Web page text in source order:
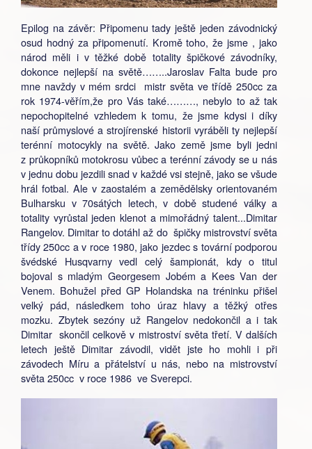
Epilog na závěr: Připomenu tady ještě jeden závodnický
osud hodný za připomenutí. Kromě toho, že jsme , jako
národ měli i v těžké době totality špičkové závodníky,
dokonce nejlepší na světě……..Jaroslav Falta bude pro
mne navždy v mém srdci mistr světa ve třídě 250cc za
rok 1974-věřím,že pro Vás také………, nebylo to až tak
nepochopitelné vzhledem k tomu, že jsme kdysi i díky
naší průmyslové a strojírenské historii vyráběli ty nejlepší
terénní motocykly na světě. Jako země jsme byli jedni
z průkopníků motokrosu vůbec a terénní závody se u nás
v jednu dobu jezdili snad v každé vsi stejně, jako se všude
hrál fotbal. Ale v zaostalém a zemědělsky orientovaném
Bulharsku v 70sátých letech, v době studené války a
totality vyrůstal jeden klenot a mimořádný talent...Dimitar
Rangelov. Dimitar to dotáhl až do špičky mistrovství světa
třídy 250cc a v roce 1980, jako jezdec s tovární podporou
švédské Husqvarny vedl celý šampionát, kdy o titul
bojoval s mladým Georgesem Jobém a Kees Van der
Venem. Bohužel před GP Holandska na tréninku přišel
velký pád, následkem toho úraz hlavy a těžký otřes
mozku. Zbytek sezóny už Rangelov nedokončil a i tak
Dimitar skončil celkově v mistroství světa třetí. V dalších
letech ještě Dimitar závodil, vidět jste ho mohli i při
závodech Míru a přátelství u nás, nebo na mistrovství
světa 250cc v roce 1986 ve Sverepci.